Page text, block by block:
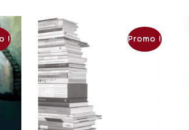
! Promo !